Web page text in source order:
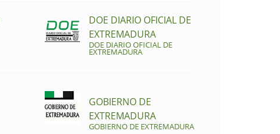
DOE DIARIO OFICIAL DE
EXTREMADURA
DOE DIARIO OFICIAL DE
EXTREMADURA
GOBIERNO DE
EXTREMADURA
GOBIERNO DE EXTREMADURA